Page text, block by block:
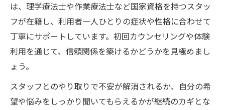
は、理学療法士や作業療法士など国家資格を持つスタッ
フが在籍し、利用者一人ひとりの症状や性格に合わせて
丁寧にサポートしています。初回カウンセリングや体験
利用を通じて、信頼関係を築けるかどうかを見極めまし
ょう。
スタッフとのやり取りで不安が解消されるか、自分の希
望や悩みをしっかり聞いてもらえるかが継続のカギとな